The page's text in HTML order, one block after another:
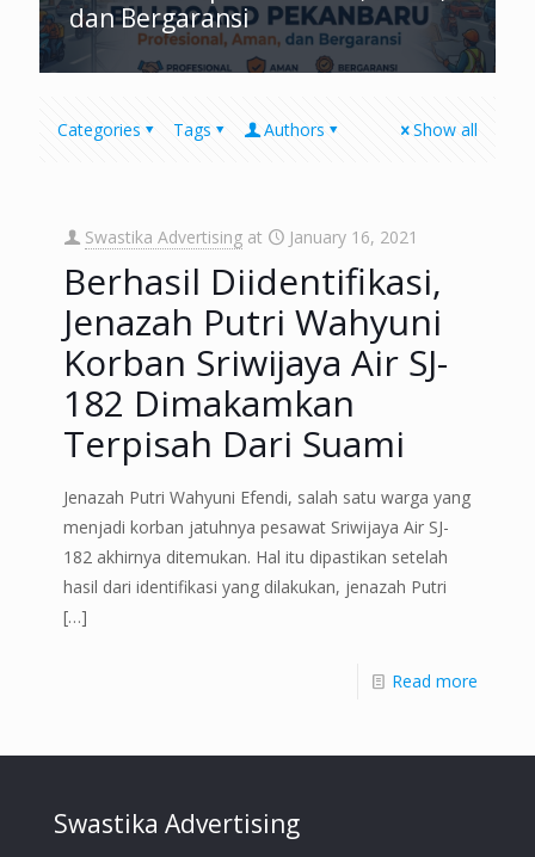
dan Bergaransi
Categories Tags Authors Show all
Swastika Advertising at January 16, 2021
Berhasil Diidentifikasi,
Jenazah Putri Wahyuni
Korban Sriwijaya Air SJ-
182 Dimakamkan
Terpisah Dari Suami
Jenazah Putri Wahyuni Efendi, salah satu warga yang
menjadi korban jatuhnya pesawat Sriwijaya Air SJ-
182 akhirnya ditemukan. Hal itu dipastikan setelah
hasil dari identifikasi yang dilakukan, jenazah Putri
[…]
Read more
Swastika Advertising